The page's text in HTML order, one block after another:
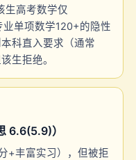
生高考数学仅
业单项数学120+的隐性
科直入要求（通常
生拒绝。
6.6(5.9)）
+丰富实习），但被拒